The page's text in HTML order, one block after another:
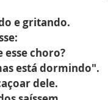
e gritando.
esse choro?
está dormindo".
dele.